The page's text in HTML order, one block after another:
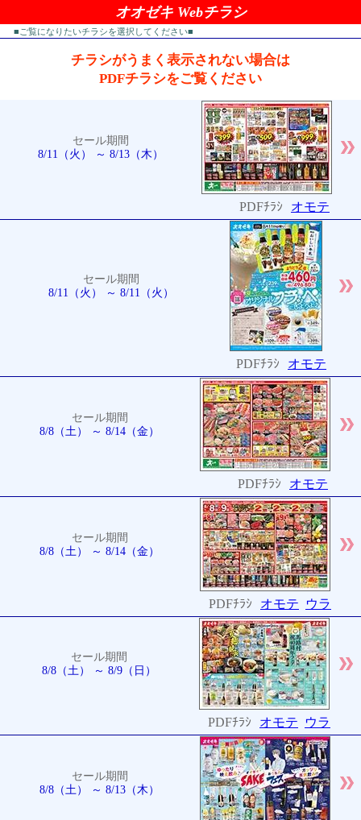
オオゼキ Webチラシ
■ご覧になりたいチラシを選択してください■
チラシがうまく表示されない場合は
PDFチラシをご覧ください
セール期間
8/11（火） ～ 8/13（木）
PDFﾁﾗｼ オモテ
セール期間
8/11（火） ～ 8/11（火）
PDFﾁﾗｼ オモテ
セール期間
8/8（土） ～ 8/14（金）
PDFﾁﾗｼ オモテ
セール期間
8/8（土） ～ 8/14（金）
PDFﾁﾗｼ オモテ ウラ
セール期間
8/8（土） ～ 8/9（日）
PDFﾁﾗｼ オモテ ウラ
セール期間
8/8（土） ～ 8/13（木）